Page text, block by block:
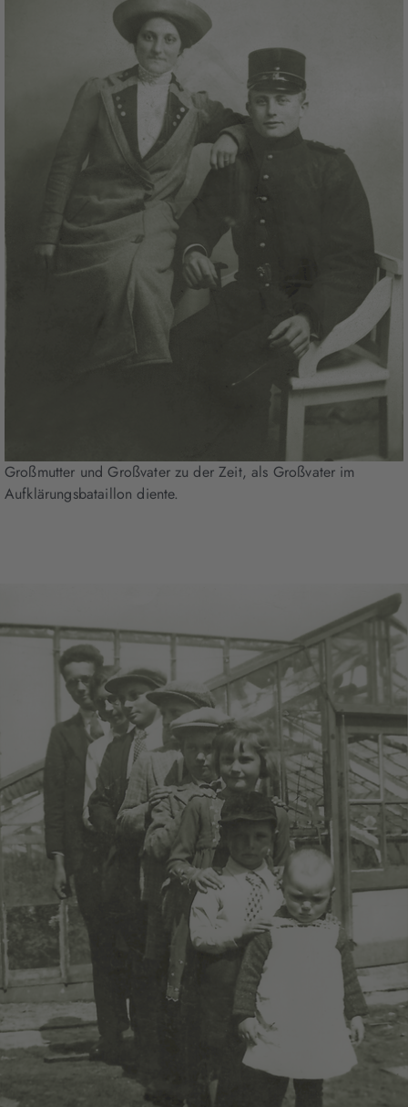
Großmutter und Großvater zu der Zeit, als Großvater im
Aufklärungsbataillon diente.